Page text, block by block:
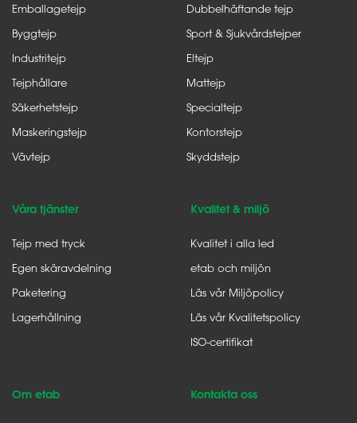
Emballagetejp
Byggtejp
Industritejp
Tejphållare
Säkerhetstejp
Maskeringstejp
Vävtejp
Dubbelhäftande tejp
Sport & Sjukvårdstejper
Eltejp
Mattejp
Specialtejp
Kontorstejp
Skyddstejp
Våra tjänster
Tejp med tryck
Egen skäravdelning
Paketering
Lagerhållning
Kvalitet & miljö
Kvalitet i alla led
etab och miljön
Läs vår Miljöpolicy
Läs vår Kvalitetspolicy
ISO-certifikat
Om etab Kontakta oss